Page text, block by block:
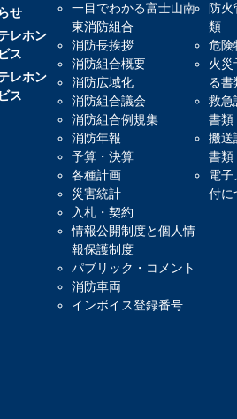
せ
レホン
ス
レホン
ス
一目でわかる富士山南
東消防組合
消防長挨拶
消防組合概要
消防広域化
消防組合議会
消防組合例規集
消防年報
予算・決算
各種計画
災害統計
入札・契約
情報公開制度と個人情
報保護制度
パブリック・コメント
消防車両
インボイス登録番号
防火
類
危険
火災
る書
救急
書類
搬送
書類
電子
付に